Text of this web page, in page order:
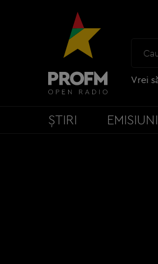
Vrei
ȘTIRI EMISIUNI